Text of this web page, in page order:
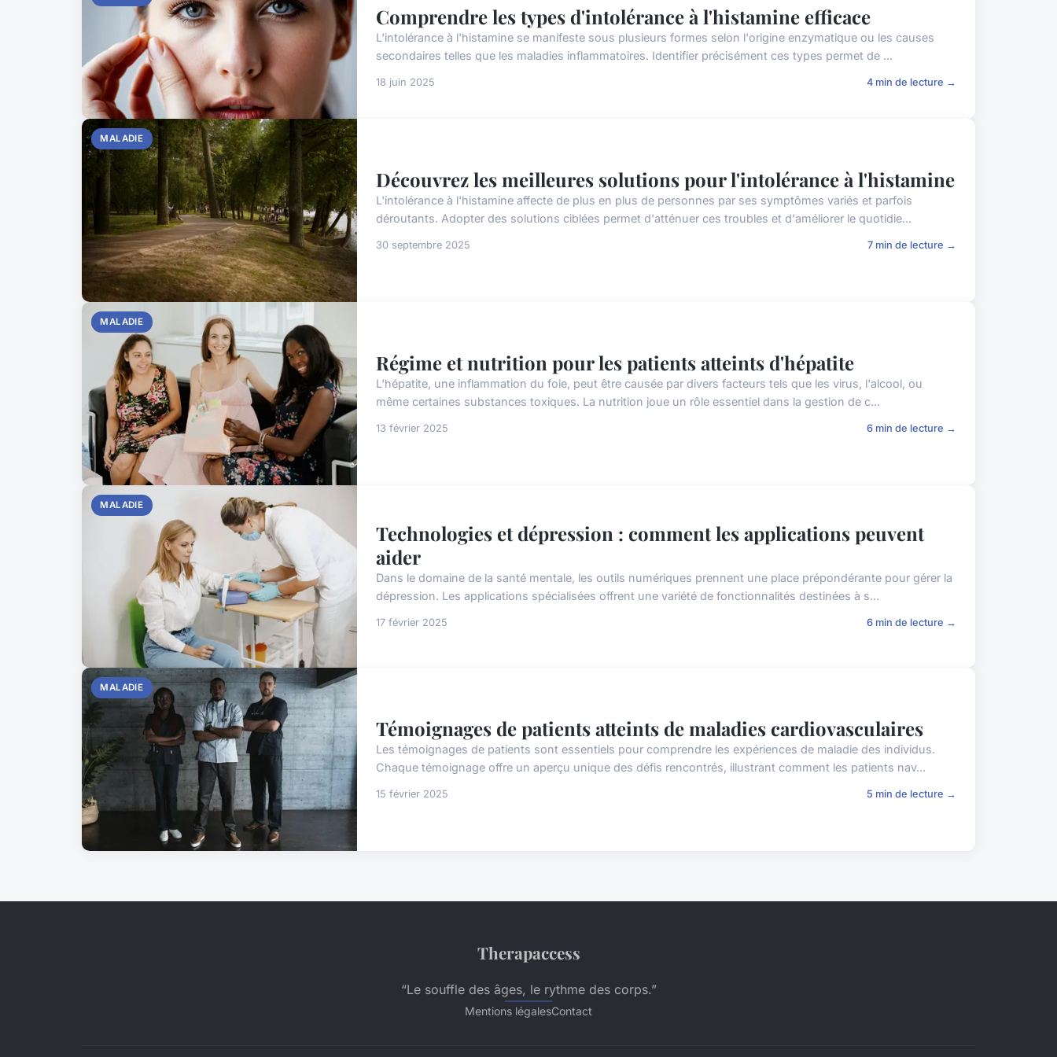
Comprendre les types d'intolérance à l'histamine efficace
L'intolérance à l'histamine se manifeste sous plusieurs formes selon l'origine enzymatique ou les causes
secondaires telles que les maladies inflammatoires. Identifier précisément ces types permet de ...
18 juin 2025 4 min de lecture →
MALADIE
Découvrez les meilleures solutions pour l'intolérance à l'histamine
L'intolérance à l'histamine affecte de plus en plus de personnes par ses symptômes variés et parfois
déroutants. Adopter des solutions ciblées permet d'atténuer ces troubles et d'améliorer le quotidie...
30 septembre 2025 7 min de lecture →
MALADIE
Régime et nutrition pour les patients atteints d'hépatite
L'hépatite, une inflammation du foie, peut être causée par divers facteurs tels que les virus, l'alcool, ou
même certaines substances toxiques. La nutrition joue un rôle essentiel dans la gestion de c...
13 février 2025 6 min de lecture →
MALADIE
Technologies et dépression : comment les applications peuvent
aider
Dans le domaine de la santé mentale, les outils numériques prennent une place prépondérante pour gérer la
dépression. Les applications spécialisées offrent une variété de fonctionnalités destinées à s...
17 février 2025 6 min de lecture →
MALADIE
Témoignages de patients atteints de maladies cardiovasculaires
Les témoignages de patients sont essentiels pour comprendre les expériences de maladie des individus.
Chaque témoignage offre un aperçu unique des défis rencontrés, illustrant comment les patients nav...
15 février 2025 5 min de lecture →
Therapaccess
“Le souffle des âges, le rythme des corps.”
Mentions légalesContact